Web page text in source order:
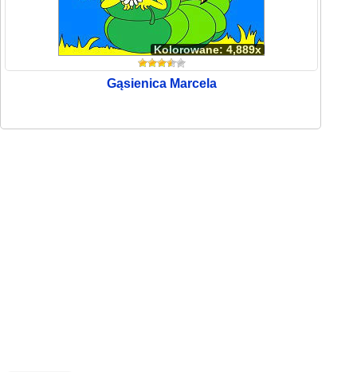
Kolorowane: 4,889x
Gąsienica Marcela